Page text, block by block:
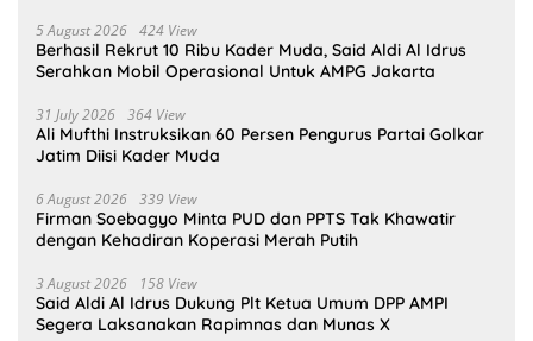
5 August 2026 424 View
Berhasil Rekrut 10 Ribu Kader Muda, Said Aldi Al Idrus
Serahkan Mobil Operasional Untuk AMPG Jakarta
31 July 2026 364 View
Ali Mufthi Instruksikan 60 Persen Pengurus Partai Golkar
Jatim Diisi Kader Muda
6 August 2026 339 View
Firman Soebagyo Minta PUD dan PPTS Tak Khawatir
dengan Kehadiran Koperasi Merah Putih
3 August 2026 158 View
Said Aldi Al Idrus Dukung Plt Ketua Umum DPP AMPI
Segera Laksanakan Rapimnas dan Munas X